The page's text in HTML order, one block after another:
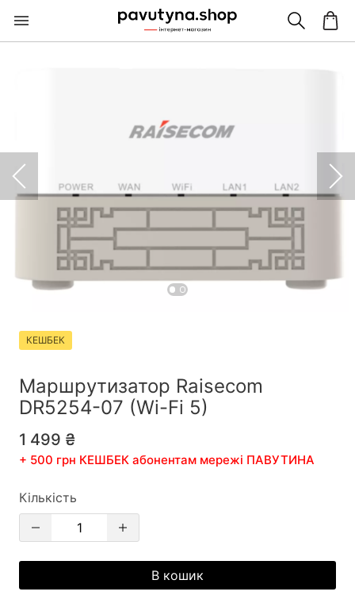
КЕШБЕК
Маршрутизатор Raisecom
DR5254-07 (Wi-Fi 5)
1 499 ₴
+ 500 грн КЕШБЕК абонентам мережі ПАВУТИНА
Кількість
В кошик